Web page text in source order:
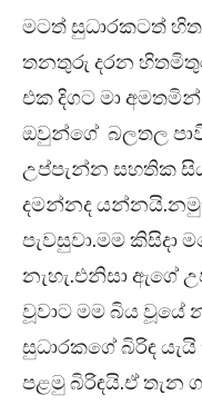
මටත් සුධාරකටත්
තනතුරු දරන
එක දිගට මා
ඔවුන්ගේ බලතල
උප්පැන්න සහතික
දමන්නද
පැවසුවා.මම කිසිදා
නැහැ.එනිසා ඇගේ
වූවාට මම බිය වූයේ
සුධාරකගේ බිරිඳ
පළමු බිරිඳයි.ඒ තැන